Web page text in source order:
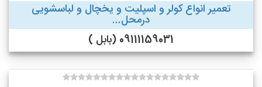
تعمیر انواع کولر و اسپلیت و یخچال و لباسشویی
درمحل...
09111159031 (بابل )